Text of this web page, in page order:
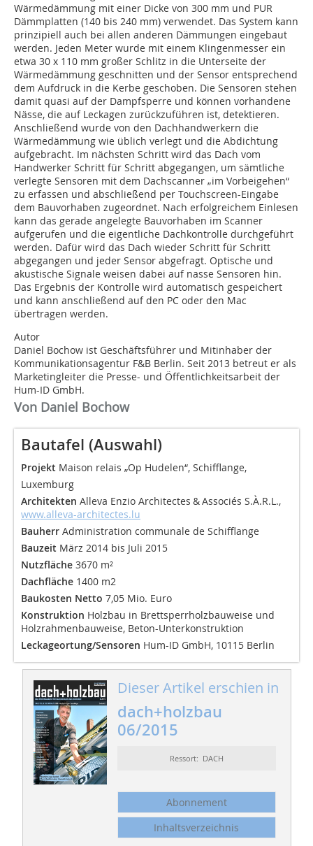
Wärmedämmung mit einer Dicke von 300 mm und PUR
Dämmplatten (140 bis 240 mm) verwendet. Das System kann
prinzipiell auch bei allen anderen Dämmungen eingebaut
werden. Jeden Meter wurde mit einem Klingenmesser ein
etwa 30 x 110 mm großer Schlitz in die Unterseite der
Wärmedämmung geschnitten und der Sensor entsprechend
dem Aufdruck in die Kerbe geschoben. Die Sensoren stehen
damit quasi auf der Dampfsperre und können vorhandene
Nässe, die auf Leckagen zurückzuführen ist, detektieren.
Anschließend wurde von den Dachhandwerkern die
Wärmedämmung wie üblich verlegt und die Abdichtung
aufgebracht. Im nächsten Schritt wird das Dach vom
Handwerker Schritt für Schritt abgegangen, um sämtliche
verlegte Sensoren mit dem Dachscanner „im Vorbeigehen“
zu erfassen und abschließend per Touchscreen-Eingabe
dem Bauvorhaben zugeordnet. Nach erfolgreichem Einlesen
kann das gerade angelegte Bauvorhaben im Scanner
aufgerufen und die eigentliche Dachkontrolle durchgeführt
werden. Dafür wird das Dach wieder Schritt für Schritt
abgegangen und jeder Sensor abgefragt. Optische und
akustische Signale weisen dabei auf nasse Sensoren hin.
Das Ergebnis der Kontrolle wird automatisch gespeichert
und kann anschließend auf den PC oder den Mac
übertragen werden.
Autor
Daniel Bochow ist Geschäftsführer und Mitinhaber der
Kommunikationsagentur F&B Berlin. Seit 2013 betreut er als
Marketingleiter die Presse- und Öffentlichkeitsarbeit der
Hum-ID GmbH.
Von Daniel Bochow
Bautafel (Auswahl)
Projekt Maison relais „Op Hudelen“, Schifflange,
Luxemburg
Architekten Alleva Enzio Architectes & Associés S.À.R.L.,
www.alleva-architectes.lu
Bauherr Administration communale de Schifflange
Bauzeit März 2014 bis Juli 2015
Nutzfläche 3670 m²
Dachfläche 1400 m2
Baukosten Netto 7,05 Mio. Euro
Konstruktion Holzbau in Brettsperrholzbauweise und
Holzrahmenbauweise, Beton-Unterkonstruktion
Leckageortung/Sensoren Hum-ID GmbH, 10115 Berlin
Dieser Artikel erschien in
dach+holzbau
06/2015
Ressort: DACH
Abonnement
Inhaltsverzeichnis